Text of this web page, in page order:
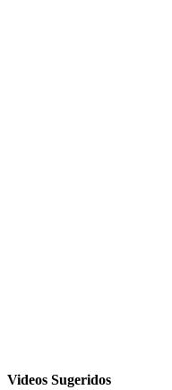
Videos Sugeridos